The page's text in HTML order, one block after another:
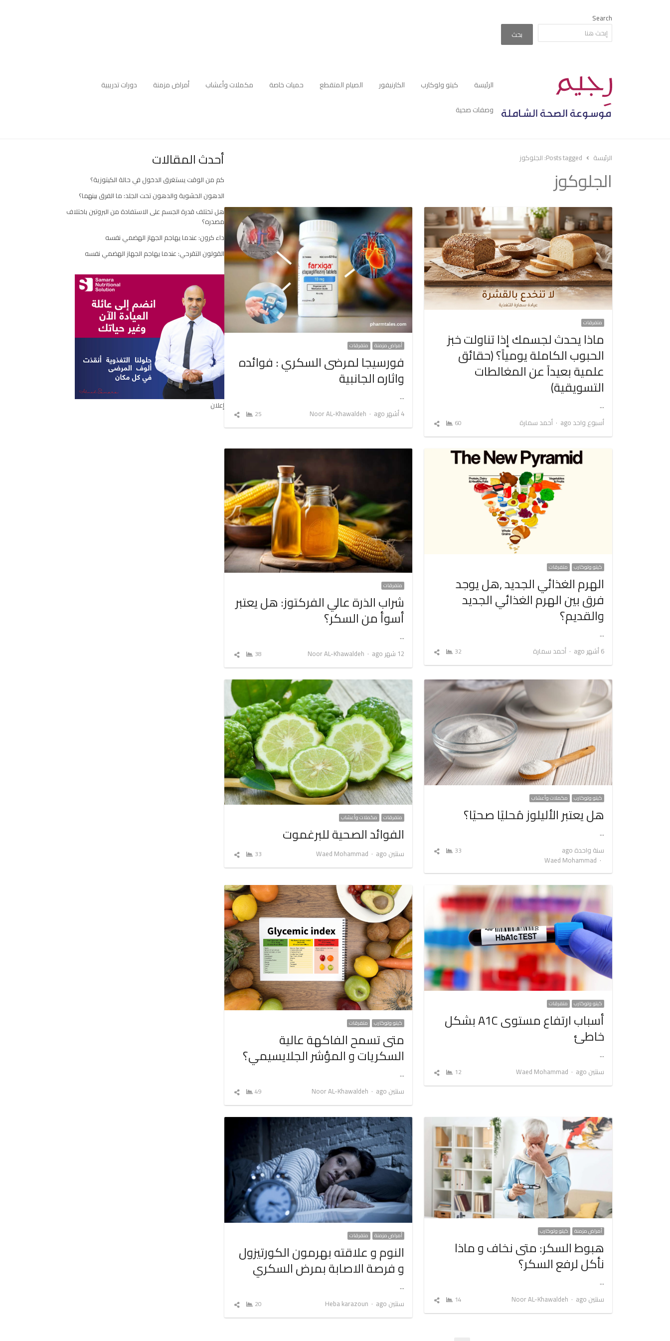
Search
بحث
الرئيسة كيتو ولوكارب الكارنيفور الصيام المتقطع حميات خاصة مكملات وأعشاب أمراض مزمنة
دورات تدريبية
وصفات صحية
الرئيسة Posts tagged: الجلوكوز
الجلوكوز
متفرقات
ماذا يحدث لجسمك إذا تناولت خبز
الحبوب الكاملة يومياً؟ (حقائق
علمية بعيداً عن المغالطات
التسويقية)
…
أسبوع واحد ago
Author
أحمد سمارة 60
شارك
أمراض مزمنة متفرقات
فورسيجا لمرضى السكري : فوائده
واثاره الجانبية
…
4 أشهر ago
Author
Noor AL-Khawaldeh
25
شارك
كيتو ولوكارب متفرقات
الهرم الغذائي الجديد ,هل يوجد
فرق بين الهرم الغذائي الجديد
والقديم؟
…
6 أشهر ago
Author
أحمد سمارة 32
شارك
متفرقات
شراب الذرة عالي الفركتوز: هل يعتبر
أسوأ من السكر؟
…
12 شهر ago
Author
Noor AL-Khawaldeh
38
شارك
كيتو ولوكارب مكملات وأعشاب
هل يعتبر الأليلوز مُحليًا صحيًا؟
…
سنة واحدة ago
Author
Waed Mohammad
33
شارك
متفرقات مكملات وأعشاب
الفوائد الصحية للبرغموت
سنتين ago Author
Waed Mohammad
33
شارك
كيتو ولوكارب متفرقات
أسباب ارتفاع مستوى A1C بشكل
خاطئ
…
سنتين ago
Author
Waed Mohammad
12
شارك
كيتو ولوكارب متفرقات
متى تسمح الفاكهة عالية
السكريات و المؤشر الجلايسيمي؟
…
سنتين ago
Author
Noor AL-Khawaldeh
49
شارك
أمراض مزمنة كيتو ولوكارب
هبوط السكر: متى نخاف و ماذا
نأكل لرفع السكر؟
…
سنتين ago
Author
Noor AL-Khawaldeh
14
شارك
أمراض مزمنة متفرقات
النوم و علاقته بهرمون الكورتيزول
و فرصة الاصابة بمرض السكري
…
سنتين ago
Author
Heba karazoun
20
شارك
أحدث المقالات
كم من الوقت يستغرق الدخول في حالة الكيتوزية؟
الدهون الحشوية والدهون تحت الجلد: ما الفرق بينهما؟
هل تختلف قدرة الجسم على الاستفادة من البروتين باختلاف
مصدره؟
داء كرون: عندما يهاجم الجهاز الهضمي نفسه
القولون التقرحي: عندما يهاجم الجهاز الهضمي نفسه
إعلان